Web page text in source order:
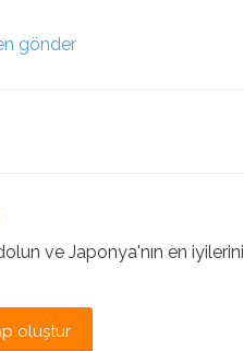
gönder
ve Japonya'nın en iyilerini
oluştur